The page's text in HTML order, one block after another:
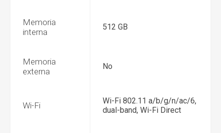
Memoria
interna
512 GB
Memoria
externa
No
Wi-Fi
Wi-Fi 802.11 a/b/g/n/ac/6,
dual-band, Wi-Fi Direct